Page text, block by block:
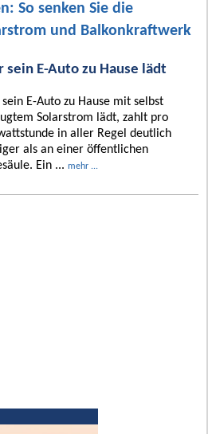
So senken Sie die
und Balkonkraftwerk
sein E-Auto zu Hause lädt
E-Auto zu Hause mit selbst
Solarstrom lädt, zahlt pro
in aller Regel deutlich
als an einer öffentlichen
Ein ... mehr ...